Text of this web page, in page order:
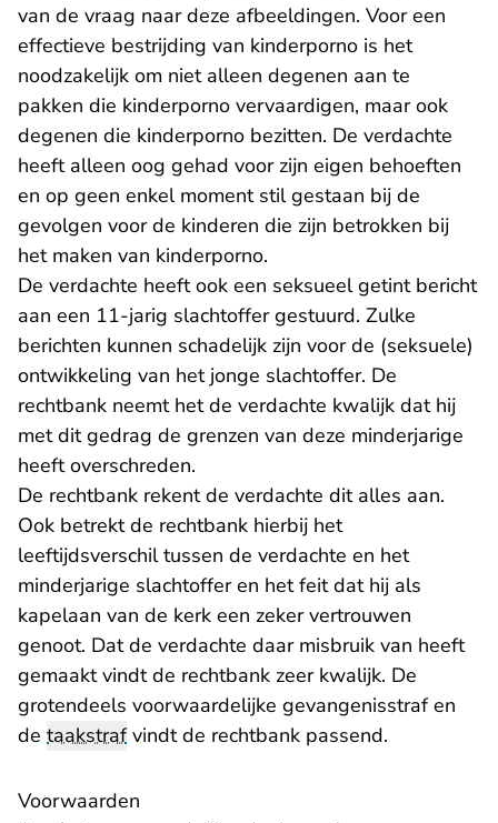
van de vraag naar deze afbeeldingen. Voor een
effectieve bestrijding van kinderporno is het
noodzakelijk om niet alleen degenen aan te
pakken die kinderporno vervaardigen, maar ook
degenen die kinderporno bezitten. De verdachte
heeft alleen oog gehad voor zijn eigen behoeften
en op geen enkel moment stil gestaan bij de
gevolgen voor de kinderen die zijn betrokken bij
het maken van kinderporno.
De verdachte heeft ook een seksueel getint bericht
aan een 11-jarig slachtoffer gestuurd. Zulke
berichten kunnen schadelijk zijn voor de (seksuele)
ontwikkeling van het jonge slachtoffer. De
rechtbank neemt het de verdachte kwalijk dat hij
met dit gedrag de grenzen van deze minderjarige
heeft overschreden.
De rechtbank rekent de verdachte dit alles aan.
Ook betrekt de rechtbank hierbij het
leeftijdsverschil tussen de verdachte en het
minderjarige slachtoffer en het feit dat hij als
kapelaan van de kerk een zeker vertrouwen
genoot. Dat de verdachte daar misbruik van heeft
gemaakt vindt de rechtbank zeer kwalijk. De
grotendeels voorwaardelijke gevangenisstraf en
de taakstrafvindt de rechtbank passend.
Voorwaarden